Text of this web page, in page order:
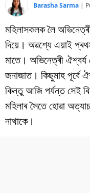
শিক্ষা
খেল
জীৱনশৈলী
বিশ্ব
প্ৰযুক্তি
Videos
Barasha Sarma |
মহিলাসকলক লৈ
দিয়ে। অৱশ্যে এয়াই
মাতে। অভিনেত্ৰী ঐশ্বৰ্য
জনাজাত। কিছুমাহ পূৰ্বে
কিন্তু আজি পৰ্যন্ত সেই
মহিলাৰ সৈতে হোৱা
নাথাকে।